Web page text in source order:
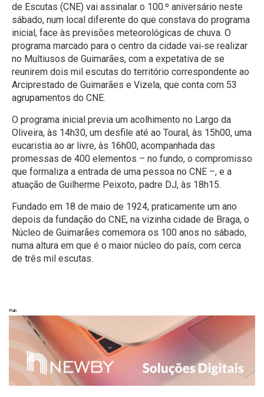
de Escutas (CNE) vai assinalar o 100.º aniversário neste
sábado, num local diferente do que constava do programa
inicial, face às previsões meteorológicas de chuva. O
programa marcado para o centro da cidade vai‐se realizar
no Multiusos de Guimarães, com a expetativa de se
reunirem dois mil escutas do território correspondente ao
Arciprestado de Guimarães e Vizela, que conta com 53
agrupamentos do CNE.
O programa inicial previa um acolhimento no Largo da
Oliveira, às 14h30, um desfile até ao Toural, às 15h00, uma
eucaristia ao ar livre, às 16h00, acompanhada das
promessas de 400 elementos – no fundo, o compromisso
que formaliza a entrada de uma pessoa no CNE –, e a
atuação de Guilherme Peixoto, padre DJ, às 18h15.
Fundado em 18 de maio de 1924, praticamente um ano
depois da fundação do CNE, na vizinha cidade de Braga, o
Núcleo de Guimarães comemora os 100 anos no sábado,
numa altura em que é o maior núcleo do país, com cerca
de três mil escutas.
Pub